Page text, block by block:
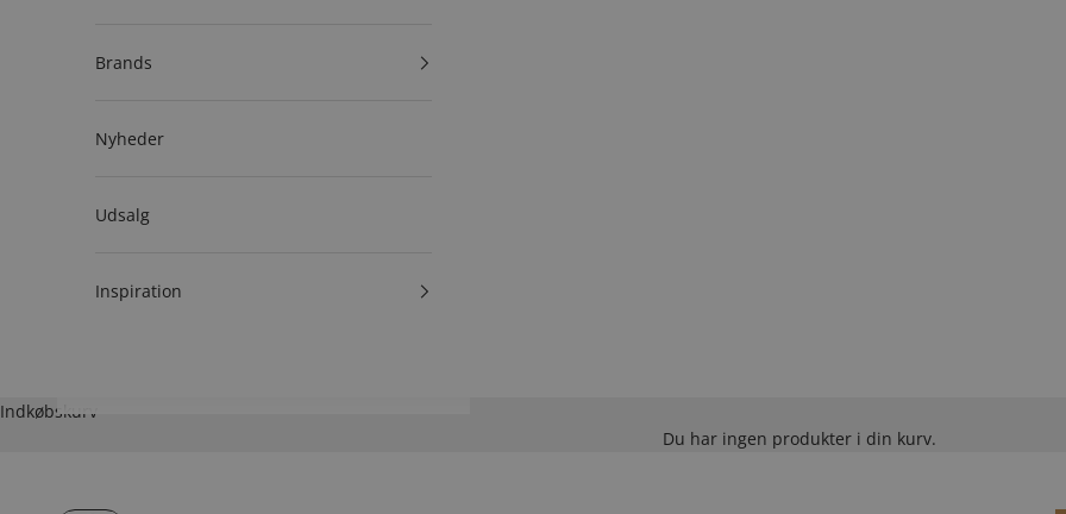
Brands
Nyheder
Udsalg
Inspiration
Indkøbskurv
Du har ingen produkter i din kurv.